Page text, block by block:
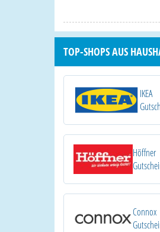
TOP-SHOPS AUS
IKEA
Höffner
Connox